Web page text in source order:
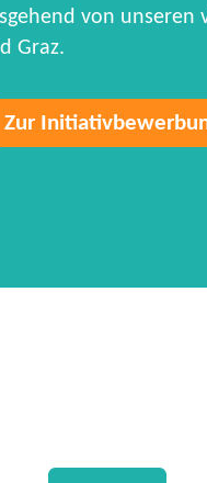
von unseren
Graz.
Zur